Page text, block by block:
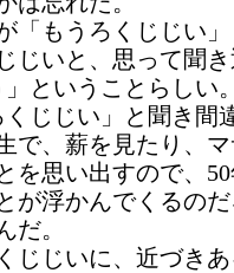
「もうろくじじい
じいと、思って聞
ということらしい
くじじい」と聞き間
で、薪を見たり、
を思い出すので、
が浮かんでくるの
だ。
じじいに、近づき